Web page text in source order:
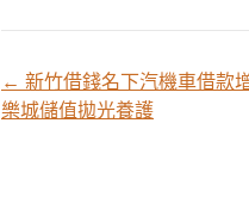
文
← 新竹借錢名下汽機車借款
樂城儲值拋光養護